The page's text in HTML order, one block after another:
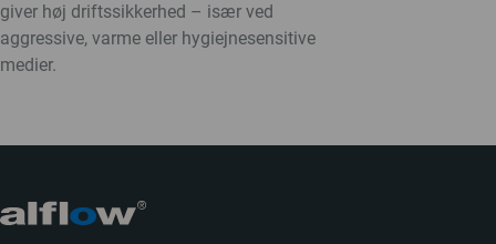
giver høj driftssikkerhed – især ved
aggressive, varme eller hygiejnesensitive
medier.